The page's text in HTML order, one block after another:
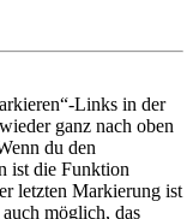
Links in der
ganz nach oben
du den
ist die Funktion
letzten Markierung ist
möglich, das